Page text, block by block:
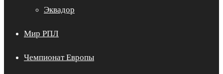
Эквадор
Мир РПЛ
Чемпионат Европы